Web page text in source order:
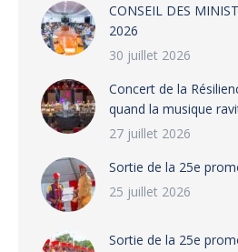
CONSEIL DES
2026
30 juillet 2026
‎​Concert de la
quand la musique
27 juillet 2026
‎Sortie de la 25e
25 juillet 2026
‎Sortie de la 25e